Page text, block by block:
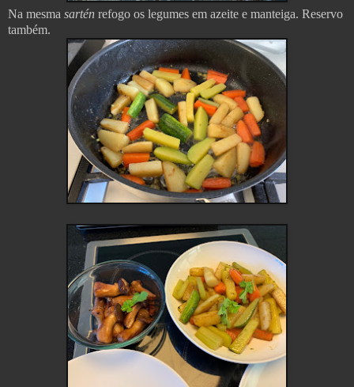
Na mesma sartén refogo os legumes em azeite e manteiga. Reservo
também.